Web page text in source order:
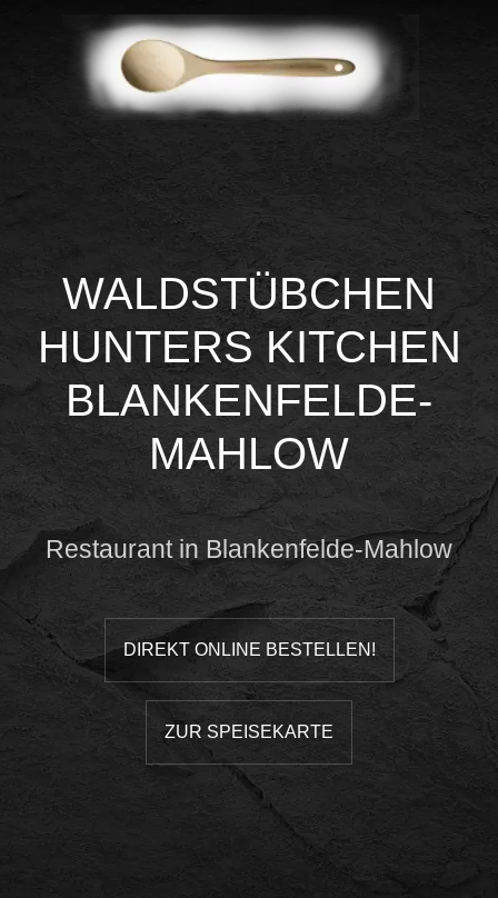
WALDSTÜBCHEN
HUNTERS KITCHEN
BLANKENFELDE-
MAHLOW
Restaurant in Blankenfelde-Mahlow
DIREKT ONLINE BESTELLEN!
ZUR SPEISEKARTE